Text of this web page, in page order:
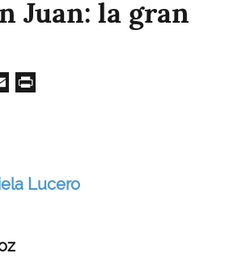
Juan: la gran
Lucero